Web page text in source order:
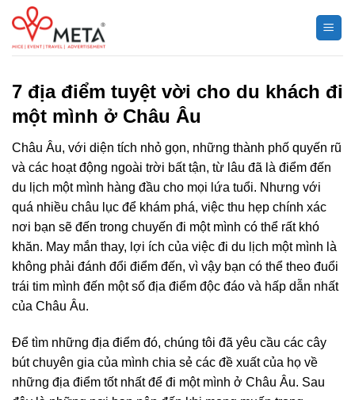
Chuyển
đến
nội
7 địa điểm tuyệt vời cho du khách đi
một mình ở Châu Âu
Châu Âu, với diện tích nhỏ gọn, những thành phố quyến rũ
và các hoạt động ngoài trời bất tận, từ lâu đã là điểm đến
du lịch một mình hàng đầu cho mọi lứa tuổi. Nhưng với
quá nhiều châu lục để khám phá, việc thu hẹp chính xác
nơi bạn sẽ đến trong chuyến đi một mình có thể rất khó
khăn. May mắn thay, lợi ích của việc đi du lịch một mình là
không phải đánh đổi điểm đến, vì vậy bạn có thể theo đuổi
trái tim mình đến một số địa điểm độc đáo và hấp dẫn nhất
của Châu Âu.
Để tìm những địa điểm đó, chúng tôi đã yêu cầu các cây
bút chuyên gia của mình chia sẻ các đề xuất của họ về
những địa điểm tốt nhất để đi một mình ở Châu Âu. Sau